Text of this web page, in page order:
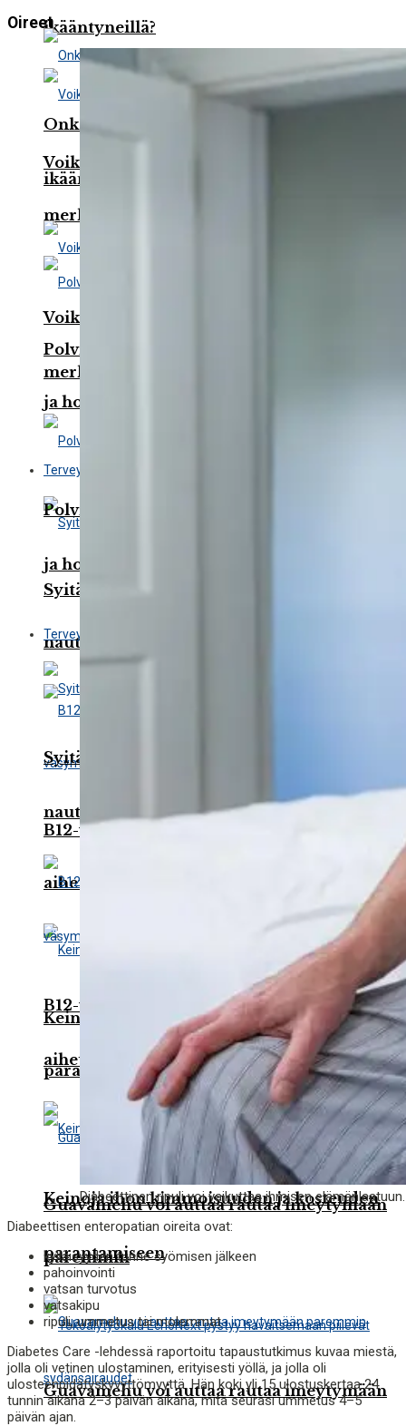
ikääntyneillä?
Voiko suussa tuntuva karvas maku olla
merkki syövästä?
Polviniveltulehdus: Oireet, syyt, diagnoosi
ja hoito
Terveydenhuolto
Syitä hengästymiseen alkoholin
nauttimisen jälkeen
B12-vitamiinin ja foolihapon puute voi
aiheuttaa kroonista väsymystä
Keinoja ihon kimmoisuuden ja kosteuden
parantamiseen
Guavamehu voi auttaa rautaa imeytymään
paremmin
Onko anemia merkki syövästä
ikääntyneillä?
Voiko suussa tuntuva karvas maku olla
merkki syövästä?
Polviniveltulehdus: Oireet, syyt, diagnoosi
ja hoito
Terveydenhuolto
Syitä hengästymiseen alkoholin
nauttimisen jälkeen
B12-vitamiinin ja foolihapon puute voi
aiheuttaa kroonista väsymystä
Keinoja ihon kimmoisuuden ja kosteuden
parantamiseen
Guavamehu voi auttaa rautaa imeytymään
Oireet
Diabeettinen ripuli voi vaikuttaa ihmisen elämänlaatuun.
Diabeettisen enteropatian oireita ovat:
kylläisyyden tunne syömisen jälkeen
pahoinvointi
vatsan turvotus
vatsakipu
ripuli, ummetus tai molemmat
Diabetes Care -lehdessä raportoitu tapaustutkimus kuvaa miestä,
jolla oli vetinen ulostaminen, erityisesti yöllä, ja jolla oli
ulosteenpidätyskyvyttömyyttä. Hän koki yli 15 ulostuskertaa 24
tunnin aikana 2–3 päivän aikana, mitä seurasi ummetus 4–5
päivän ajan.